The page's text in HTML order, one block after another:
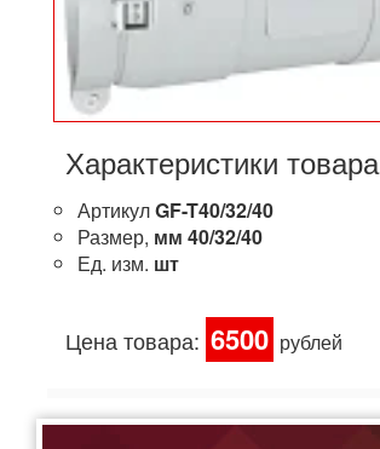
Характеристики товара
АртикулGF-T40/32/40
Размер, мм 40/32/40
Ед. изм. шт
Цена товара: 6500 рублей